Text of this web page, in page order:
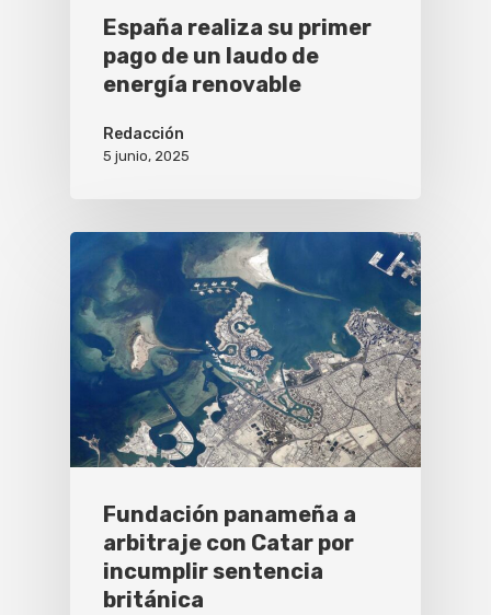
España realiza su primer
pago de un laudo de
energía renovable
Redacción
5 junio, 2025
Fundación panameña a
arbitraje con Catar por
incumplir sentencia
británica